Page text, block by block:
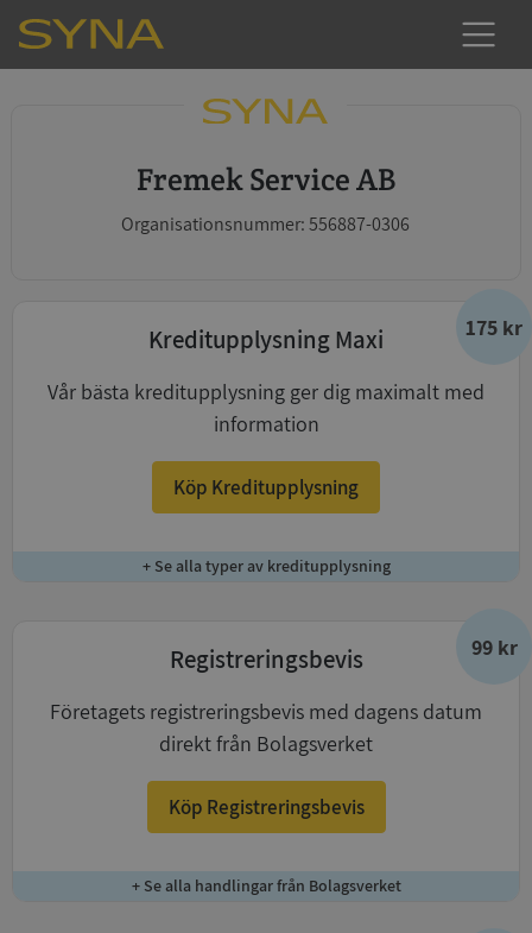
Fremek Service AB
Organisationsnummer: 556887-0306
175 kr
Kreditupplysning Maxi
Vår bästa kreditupplysning ger dig maximalt med
information
Köp Kreditupplysning
+ Se alla typer av kreditupplysning
99 kr
Registreringsbevis
Företagets registreringsbevis med dagens datum
direkt från Bolagsverket
Köp Registreringsbevis
+ Se alla handlingar från Bolagsverket